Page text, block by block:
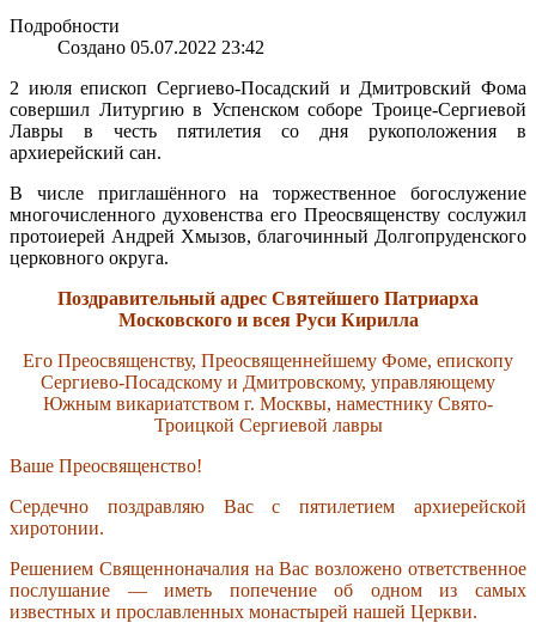
Подробности
Создано 05.07.2022 23:42
2 июля епископ Сергиево-Посадский и Дмитровский Фома
совершил Литургию в Успенском соборе Троице-Сергиевой
Лавры в честь пятилетия со дня рукоположения в
архиерейский сан.
В числе приглашённого на торжественное богослужение
многочисленного духовенства его Преосвященству сослужил
протоиерей Андрей Хмызов, благочинный Долгопруденского
церковного округа.
Поздравительный адрес Святейшего Патриарха
Московского и всея Руси Кирилла
Его Преосвященству, Преосвященнейшему Фоме, епископу
Сергиево-Посадскому и Дмитровскому, управляющему
Южным викариатством г. Москвы, наместнику Свято-
Троицкой Сергиевой лавры
Ваше Преосвященство!
Сердечно поздравляю Вас с пятилетием архиерейской
хиротонии.
Решением Священноначалия на Вас возложено ответственное
послушание — иметь попечение об одном из самых
известных и прославленных монастырей нашей Церкви.